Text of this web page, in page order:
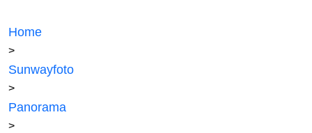
Home
>
Sunwayfoto
>
Panorama
>